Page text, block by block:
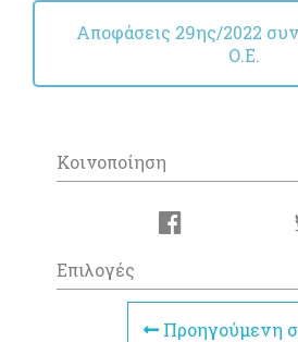
Αποφάσεις 29ης/2022
Ο.Ε.
Κοινοποίηση
Επιλογές
Προηγούμενη